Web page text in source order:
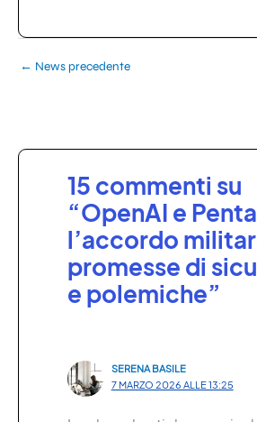
← News precedente
15 commenti su
“OpenAI e
l’accordo
promesse di
e polemiche”
SERENA BASILE
7 MARZO 2026 ALLE 13:25